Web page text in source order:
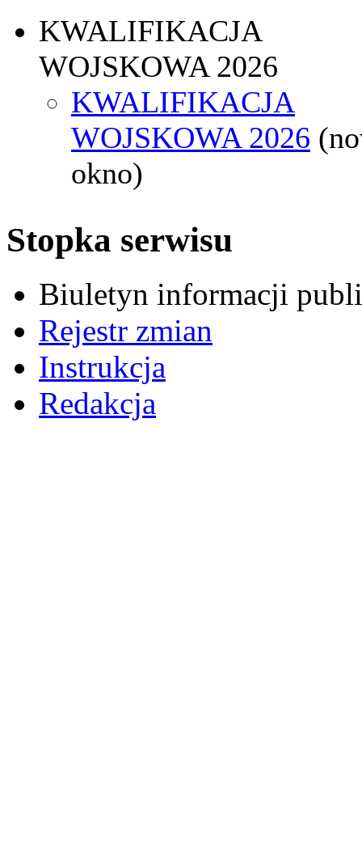
KWALIFIKACJA
WOJSKOWA 2026
KWALIFIKACJA
WOJSKOWA 2026
okno)
Stopka serwisu
Biuletyn informacji
Rejestr zmian
Instrukcja
Redakcja